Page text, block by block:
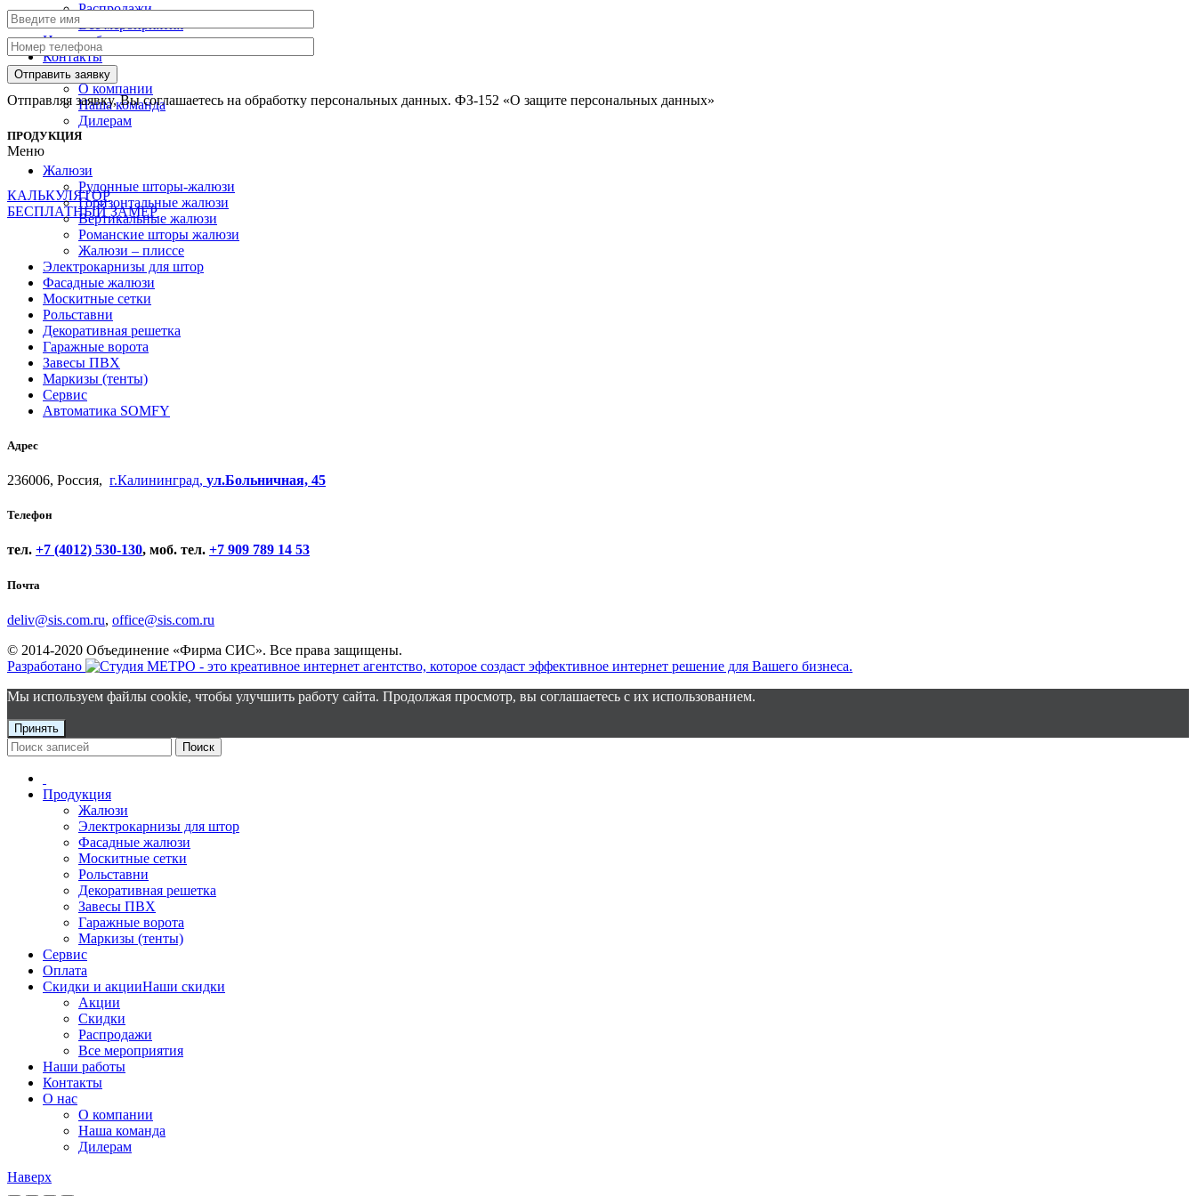
Распродажи
Все мероприятия
Наши работы
Контакты
О нас
О компании
Наша команда
Дилерам
Меню
КАЛЬКУЛЯТОР
БЕСПЛАТНЫЙ ЗАМЕР
Отправляя заявку, Вы соглашаетесь на обработку персональных данных. ФЗ-152 «О защите персональных данных»
ПРОДУКЦИЯ
Жалюзи
Рулонные шторы-жалюзи
Горизонтальные жалюзи
Вертикальные жалюзи
Романские шторы жалюзи
Жалюзи – плиссе
Электрокарнизы для штор
Фасадные жалюзи
Москитные сетки
Рольставни
Декоративная решетка
Гаражные ворота
Завесы ПВХ
Маркизы (тенты)
Сервис
Автоматика SOMFY
Адрес
236006, Россия, г.Калининград, ул.Больничная, 45
Телефон
тел. +7 (4012) 530-130, моб. тел. +7 909 789 14 53
Почта
deliv@sis.com.ru, office@sis.com.ru
© 2014-2020 Объединение «Фирма СИС». Все права защищены.
Разработано
Мы используем файлы cookie, чтобы улучшить работу сайта. Продолжая просмотр, вы соглашаетесь с их использованием.
Принять
Поиск
Продукция
Жалюзи
Электрокарнизы для штор
Фасадные жалюзи
Москитные сетки
Рольставни
Декоративная решетка
Завесы ПВХ
Гаражные ворота
Маркизы (тенты)
Сервис
Оплата
Скидки и акцииНаши скидки
Акции
Скидки
Распродажи
Все мероприятия
Наши работы
Контакты
О нас
О компании
Наша команда
Дилерам
Наверх